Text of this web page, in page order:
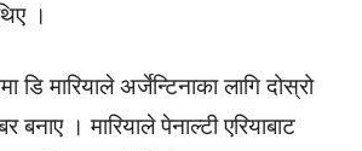
।
मारियाले अर्जेन्टिनाका लागि दोस्रो
बनाए । मारियाले पेनाल्टी एरियाबाट